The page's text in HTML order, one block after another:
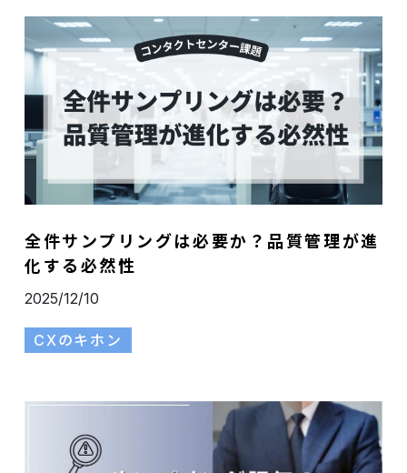
全件サンプリングは必要か？品質管理が進
化する必然性
2025/12/10
CXのキホン